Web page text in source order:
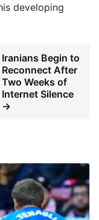
developing
Iranians Begin to
Reconnect After
Two Weeks of
Internet Silence
→